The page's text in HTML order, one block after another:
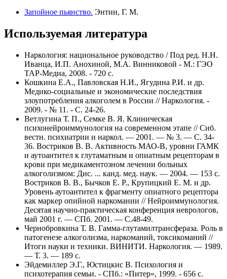
Запойное пьянство. Энтин, Г. М.
Используемая литература
Наркология: национальное руководство / Под ред. Н.Н.
Иванца, И.П. Анохиной, М.А. Винниковой - М.: ГЭО
ТАР-Медиа, 2008. - 720 с.
Кошкина Е.А., Павловская Н.И., Ягудина Р.И. и др.
Медико-социальные и экономические последствия
злоупотребления алкоголем в России // Наркология. -
2009. - № 11. - С. 24-26.
Ветлугина Т. П., Семке В. Я. Клиническая
психонейроиммунология на современном этапе // Сиб.
вестн. психиатрии и наркол. — 2001. — № 3. — С. 34-
36. Востриков В. В. Активность МАО-В, уровни ГАМК
и аутоантител к глутаматным и опиатным рецепторам в
крови при медикаментозном лечении больных
алкоголизмом: Дис. ... канд. мед. наук. — 2004. — 153 с.
Востриков В. В., Бычков Е. Р., Крупицкий Е. М. и др.
Уровень аутоантител к фрагменту опиатного рецептора
как маркер опийной наркомании // Нейроиммунология.
Десятая научно-практическая конференция неврологов,
май 2001 г. — СПб. 2001. — С.48-49.
Чернобровкина Т. В. Гамма-глутамилтрансфераза. Роль в
патогенезе алкоголизма, наркоманий, токсикоманий //
Итоги науки и техники. ВИНИТИ. Наркология. — 1989.
— Т. 3. — 189 с.
Эйдемиллер Э.Г., Юстицкис В. Психология и
психотерапия семьи. - СПб.: «Питер», 1999. - 656 с.